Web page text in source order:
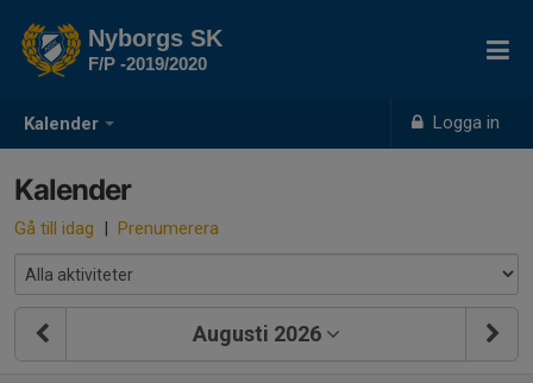
Kalender Logga in
Nyborgs SK
F/P -2019/2020
Kalender
Gå till idag | Prenumerera
Augusti 2026